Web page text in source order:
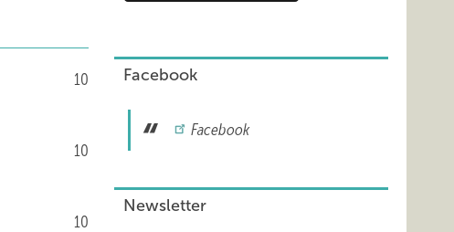
10
10
10
Facebook
Facebook
Newsletter